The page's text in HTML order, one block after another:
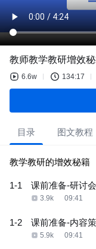
教师教学教研增效
6.6w 134:17
目录 图文教程
教学教研的增效秘籍
1-1 课前准备-研讨
3.9k 09:41
1-2 课前准备-内容
5.9k 09:41